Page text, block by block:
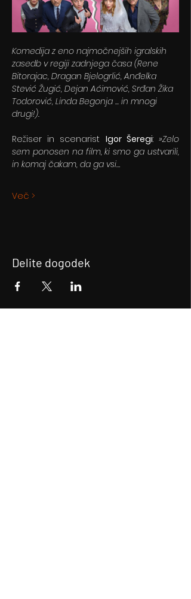
Komedija z eno najmočnejših igralskih
zasedb v regiji zadnjega časa (Rene
Bitorajac, Dragan Bjelogrlić, Anđelka
Stević Žugić, Dejan Aćimović, Srđan Žika
Todorović, Linda Begonja ... in mnogi
drugi!).
Režiser in scenarist Igor Šeregi: »Zelo
sem ponosen na film, ki smo ga ustvarili,
in komaj čakam, da ga vsi…
Več >
Delite dogodek